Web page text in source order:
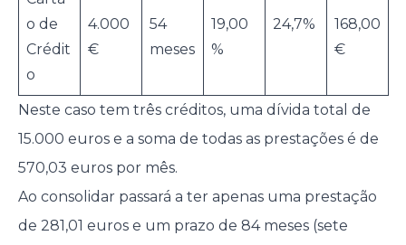
o de
Crédit
o
4.000
€
54
meses
19,00
%
24,7%
168,00
€
Neste caso tem três créditos, uma dívida total de
15.000 euros e a soma de todas as prestações é de
570,03 euros por mês.
Ao consolidar passará a ter apenas uma prestação
de 281,01 euros e um prazo de 84 meses (sete